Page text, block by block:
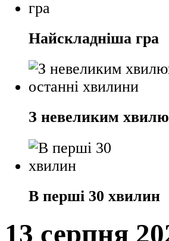
Найскладніша гра
З невеликим
В перші 30 хвилин
13 серпня